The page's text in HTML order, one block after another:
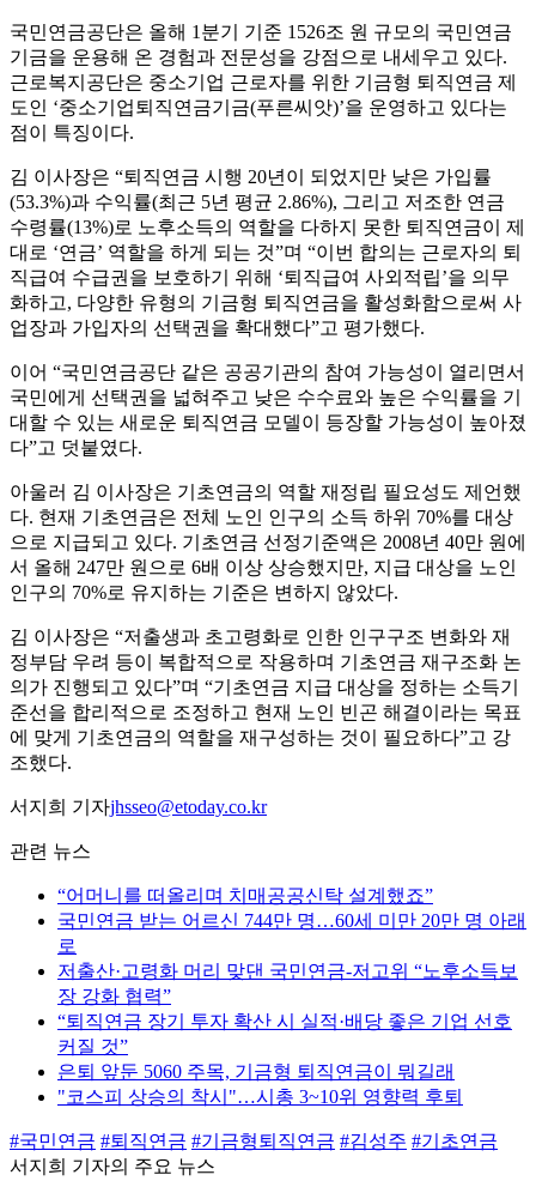
국민연금공단은 올해 1분기 기준 1526조 원 규모의 국민연금
기금을 운용해 온 경험과 전문성을 강점으로 내세우고 있다.
근로복지공단은 중소기업 근로자를 위한 기금형 퇴직연금 제
도인 ‘중소기업퇴직연금기금(푸른씨앗)’을 운영하고 있다는
점이 특징이다.
김 이사장은 “퇴직연금 시행 20년이 되었지만 낮은 가입률
(53.3%)과 수익률(최근 5년 평균 2.86%), 그리고 저조한 연금
수령률(13%)로 노후소득의 역할을 다하지 못한 퇴직연금이 제
대로 ‘연금’ 역할을 하게 되는 것”며 “이번 합의는 근로자의 퇴
직급여 수급권을 보호하기 위해 ‘퇴직급여 사외적립’을 의무
화하고, 다양한 유형의 기금형 퇴직연금을 활성화함으로써 사
업장과 가입자의 선택권을 확대했다”고 평가했다.
이어 “국민연금공단 같은 공공기관의 참여 가능성이 열리면서
국민에게 선택권을 넓혀주고 낮은 수수료와 높은 수익률을 기
대할 수 있는 새로운 퇴직연금 모델이 등장할 가능성이 높아졌
다”고 덧붙였다.
아울러 김 이사장은 기초연금의 역할 재정립 필요성도 제언했
다. 현재 기초연금은 전체 노인 인구의 소득 하위 70%를 대상
으로 지급되고 있다. 기초연금 선정기준액은 2008년 40만 원에
서 올해 247만 원으로 6배 이상 상승했지만, 지급 대상을 노인
인구의 70%로 유지하는 기준은 변하지 않았다.
김 이사장은 “저출생과 초고령화로 인한 인구구조 변화와 재
정부담 우려 등이 복합적으로 작용하며 기초연금 재구조화 논
의가 진행되고 있다”며 “기초연금 지급 대상을 정하는 소득기
준선을 합리적으로 조정하고 현재 노인 빈곤 해결이라는 목표
에 맞게 기초연금의 역할을 재구성하는 것이 필요하다”고 강
조했다.
서지희 기자jhsseo@etoday.co.kr
관련 뉴스
“어머니를 떠올리며 치매공공신탁 설계했죠”
국민연금 받는 어르신 744만 명…60세 미만 20만 명 아래
로
저출산·고령화 머리 맞댄 국민연금-저고위 “노후소득보
장 강화 협력”
“퇴직연금 장기 투자 확산 시 실적·배당 좋은 기업 선호
커질 것”
은퇴 앞둔 5060 주목, 기금형 퇴직연금이 뭐길래
"코스피 상승의 착시"…시총 3~10위 영향력 후퇴
#국민연금 #퇴직연금 #기금형퇴직연금 #김성주 #기초연금
서지희 기자의 주요 뉴스